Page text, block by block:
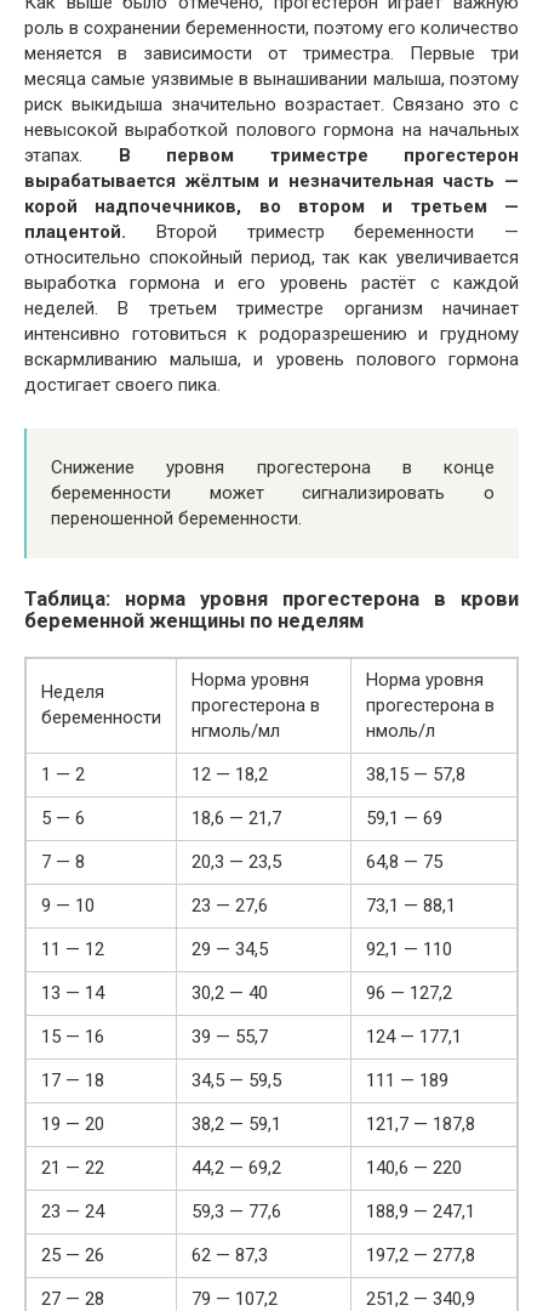
роль в сохранении беременности, поэтому его количество
меняется в зависимости от триместра. Первые три
месяца самые уязвимые в вынашивании малыша, поэтому
риск выкидыша значительно возрастает. Связано это с
невысокой выработкой полового гормона на начальных
этапах. В первом триместре прогестерон
вырабатывается жёлтым и незначительная часть —
корой надпочечников, во втором и третьем —
плацентой. Второй триместр беременности —
относительно спокойный период, так как увеличивается
выработка гормона и его уровень растёт с каждой
неделей. В третьем триместре организм начинает
интенсивно готовиться к родоразрешению и грудному
вскармливанию малыша, и уровень полового гормона
достигает своего пика.
Снижение уровня прогестерона в конце
беременности может сигнализировать о
переношенной беременности.
Таблица: норма уровня прогестерона в крови
беременной женщины по неделям
Неделя
беременности
Норма уровня
прогестерона в
нгмоль/мл
Норма уровня
прогестерона в
нмоль/л
1 — 2
12 — 18,2
38,15 — 57,8
5 — 6
18,6 — 21,7
59,1 — 69
7 — 8
20,3 — 23,5
64,8 — 75
9 — 10
23 — 27,6
73,1 — 88,1
11 — 12
29 — 34,5
92,1 — 110
13 — 14
30,2 — 40
96 — 127,2
15 — 16
39 — 55,7
124 — 177,1
17 — 18
34,5 — 59,5
111 — 189
19 — 20
38,2 — 59,1
121,7 — 187,8
21 — 22
44,2 — 69,2
140,6 — 220
23 — 24
59,3 — 77,6
188,9 — 247,1
25 — 26
62 — 87,3
197,2 — 277,8
27 — 28
79 — 107,2
251,2 — 340,9